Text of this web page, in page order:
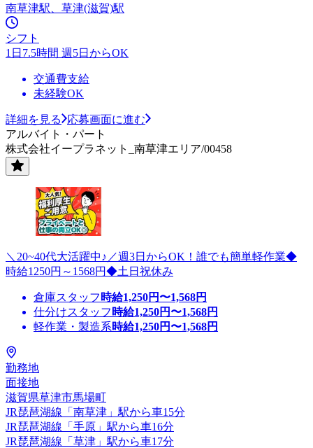
南草津駅、草津(滋賀)駅
シフト
1日7.5時間 週5日からOK
交通費支給
未経験OK
詳細を見る
応募画面に進む
アルバイト・パート
株式会社イープラネット_南草津エリア/00458
＼20~40代大活躍中♪／週3日からOK！誰でも簡単軽作業◆
時給1250円～1568円◆土日祝休み
倉庫スタッフ 時給1,250円〜1,568円
仕分けスタッフ 時給1,250円〜1,568円
軽作業・製造系時給1,250円〜1,568円
勤務地
面接地
滋賀県草津市馬場町
JR琵琶湖線「南草津」駅から車15分
JR琵琶湖線「手原」駅から車16分
JR琵琶湖線「草津」駅から車17分